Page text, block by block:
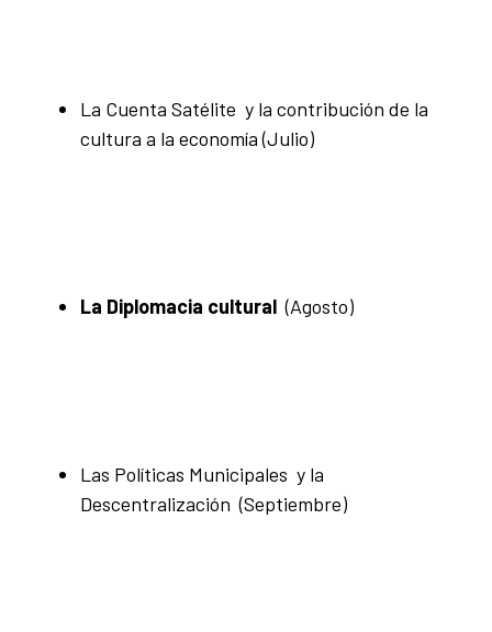
La Cuenta Satélite y la contribución de la
cultura a la economía (Julio)
La Diplomacia cultural (Agosto)
Las Políticas Municipales y la
Descentralización (Septiembre)